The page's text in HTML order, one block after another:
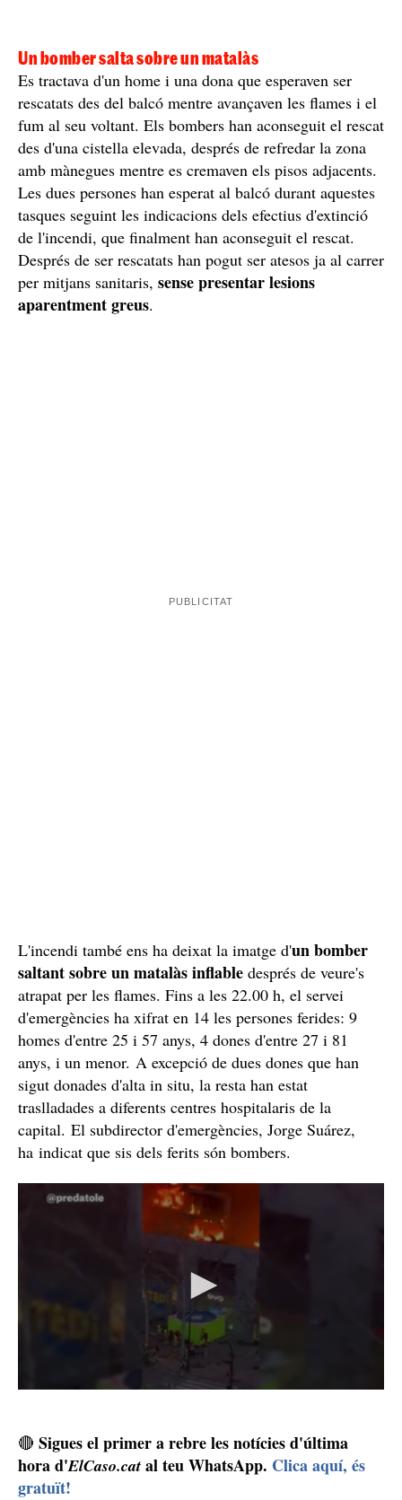
Un bomber salta sobre un matalàs
Es tractava d'un home i una dona que esperaven ser
rescatats des del balcó mentre avançaven les flames i el
fum al seu voltant. Els bombers han aconseguit el rescat
des d'una cistella elevada, després de refredar la zona
amb mànegues mentre es cremaven els pisos adjacents.
Les dues persones han esperat al balcó durant aquestes
tasques seguint les indicacions dels efectius d'extinció
de l'incendi, que finalment han aconseguit el rescat.
Després de ser rescatats han pogut ser atesos ja al carrer
per mitjans sanitaris, sense presentar lesions
aparentment greus.
L'incendi també ens ha deixat la imatge d'un bomber
saltant sobre un matalàs inflable després de veure's
atrapat per les flames. Fins a les 22.00 h, el servei
d'emergències ha xifrat en 14 les persones ferides: 9
homes d'entre 25 i 57 anys, 4 dones d'entre 27 i 81
anys, i un menor. A excepció de dues dones que han
sigut donades d'alta in situ, la resta han estat
traslladades a diferents centres hospitalaris de la
capital. El subdirector d'emergències, Jorge Suárez,
ha indicat que sis dels ferits són bombers.
🔴 Sigues el primer a rebre les notícies d'última
hora d'ElCaso.cat al teu WhatsApp. Clica aquí, és
gratuït!